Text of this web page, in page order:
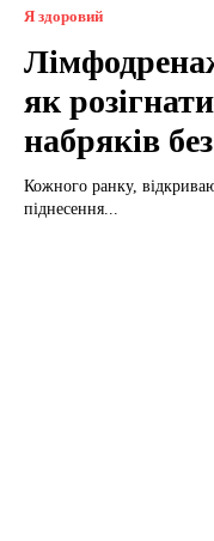
Я здоровий
як
набряків
Кожного ранку,
піднесення...